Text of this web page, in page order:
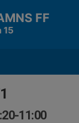
FF
15
11:00